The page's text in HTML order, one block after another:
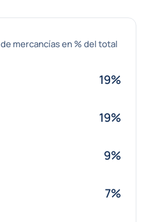
de mercancías en % del total
19%
19%
9%
7%